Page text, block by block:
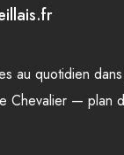
au quotidien
Chevalier — plan